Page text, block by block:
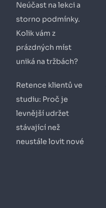
Neúčast na lekci a
storno podmínky.
Kolik vám z
prázdných míst
uniká na tržbách?
Retence klientů ve
studiu: Proč je
levnější udržet
stávající než
neustále lovit nové